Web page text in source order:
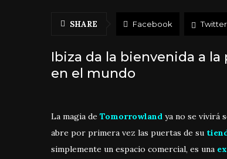
SHARE Facebook Twitter
Ibiza da la bienvenida a
en el mundo
La magia de Tomorrowland ya no se vivirá
abre por primera vez las puertas de su
simplemente un espacio comercial, es una